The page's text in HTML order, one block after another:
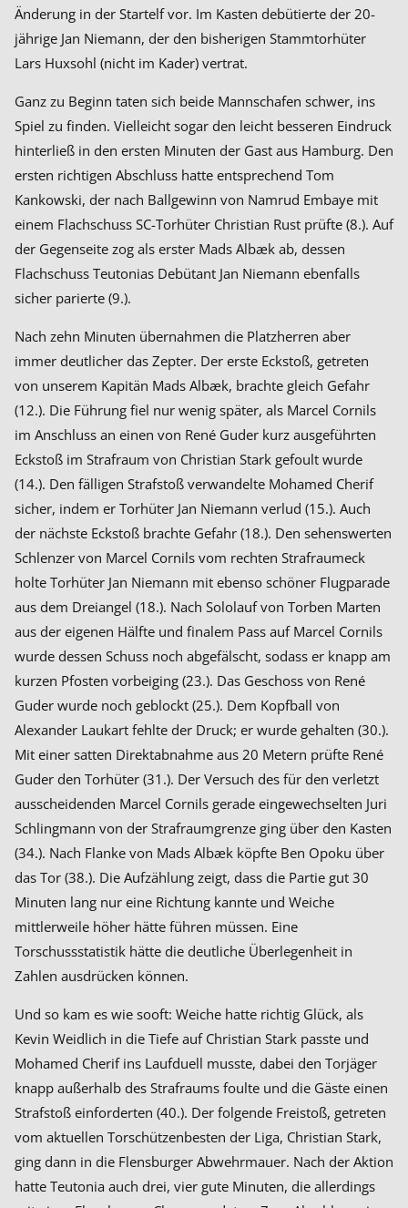
Änderung in der Startelf vor. Im Kasten debütierte der 20-
jährige Jan Niemann, der den bisherigen Stammtorhüter
Lars Huxsohl (nicht im Kader) vertrat.
Ganz zu Beginn taten sich beide Mannschafen schwer, ins
Spiel zu finden. Vielleicht sogar den leicht besseren Eindruck
hinterließ in den ersten Minuten der Gast aus Hamburg. Den
ersten richtigen Abschluss hatte entsprechend Tom
Kankowski, der nach Ballgewinn von Namrud Embaye mit
einem Flachschuss SC-Torhüter Christian Rust prüfte (8.). Auf
der Gegenseite zog als erster Mads Albæk ab, dessen
Flachschuss Teutonias Debütant Jan Niemann ebenfalls
sicher parierte (9.).
Nach zehn Minuten übernahmen die Platzherren aber
immer deutlicher das Zepter. Der erste Eckstoß, getreten
von unserem Kapitän Mads Albæk, brachte gleich Gefahr
(12.). Die Führung fiel nur wenig später, als Marcel Cornils
im Anschluss an einen von René Guder kurz ausgeführten
Eckstoß im Strafraum von Christian Stark gefoult wurde
(14.). Den fälligen Strafstoß verwandelte Mohamed Cherif
sicher, indem er Torhüter Jan Niemann verlud (15.). Auch
der nächste Eckstoß brachte Gefahr (18.). Den sehenswerten
Schlenzer von Marcel Cornils vom rechten Strafraumeck
holte Torhüter Jan Niemann mit ebenso schöner Flugparade
aus dem Dreiangel (18.). Nach Sololauf von Torben Marten
aus der eigenen Hälfte und finalem Pass auf Marcel Cornils
wurde dessen Schuss noch abgefälscht, sodass er knapp am
kurzen Pfosten vorbeiging (23.). Das Geschoss von René
Guder wurde noch geblockt (25.). Dem Kopfball von
Alexander Laukart fehlte der Druck; er wurde gehalten (30.).
Mit einer satten Direktabnahme aus 20 Metern prüfte René
Guder den Torhüter (31.). Der Versuch des für den verletzt
ausscheidenden Marcel Cornils gerade eingewechselten Juri
Schlingmann von der Strafraumgrenze ging über den Kasten
(34.). Nach Flanke von Mads Albæk köpfte Ben Opoku über
das Tor (38.). Die Aufzählung zeigt, dass die Partie gut 30
Minuten lang nur eine Richtung kannte und Weiche
mittlerweile höher hätte führen müssen. Eine
Torschussstatistik hätte die deutliche Überlegenheit in
Zahlen ausdrücken können.
Und so kam es wie sooft: Weiche hatte richtig Glück, als
Kevin Weidlich in die Tiefe auf Christian Stark passte und
Mohamed Cherif ins Laufduell musste, dabei den Torjäger
knapp außerhalb des Strafraums foulte und die Gäste einen
Strafstoß einforderten (40.). Der folgende Freistoß, getreten
vom aktuellen Torschützenbesten der Liga, Christian Stark,
ging dann in die Flensburger Abwehrmauer. Nach der Aktion
hatte Teutonia auch drei, vier gute Minuten, die allerdings